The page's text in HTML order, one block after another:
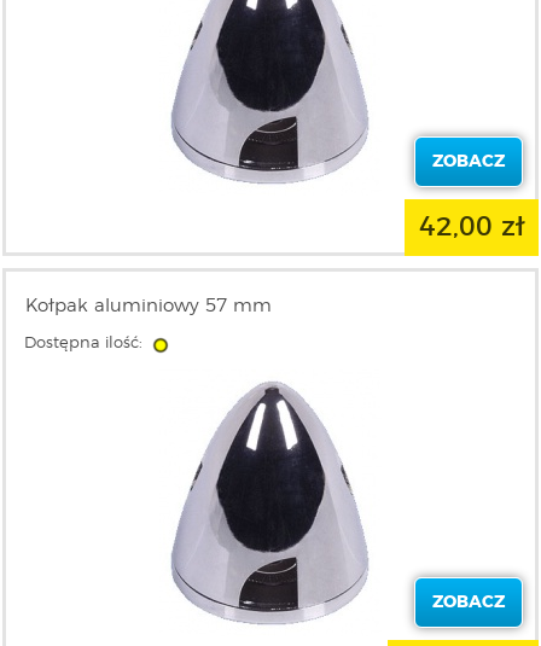
ZOBACZ
42,00 zł
Kołpak aluminiowy 57 mm
Dostępna ilość:
ZOBACZ